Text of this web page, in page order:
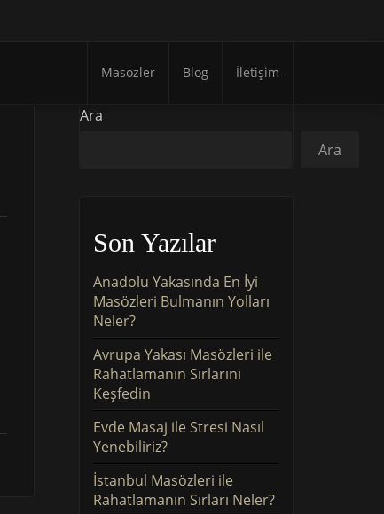
Masozler Blog İletişim
Ara
Ara
Son Yazılar
Anadolu Yakasında En İyi
Masözleri Bulmanın Yolları
Neler?
Avrupa Yakası Masözleri ile
Rahatlamanın Sırlarını
Keşfedin
Evde Masaj ile Stresi Nasıl
Yenebiliriz?
İstanbul Masözleri ile
Rahatlamanın Sırları Neler?